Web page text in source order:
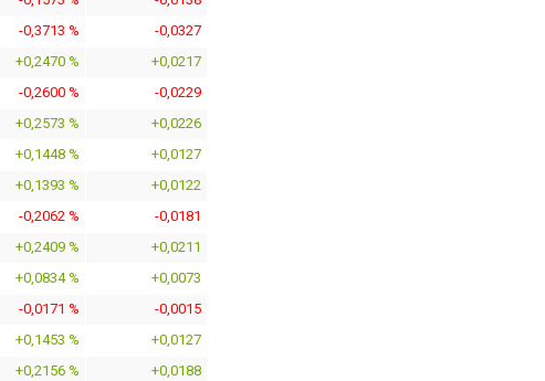
-0,3713 %
-0,0327
+0,2470 %
+0,0217
-0,2600 %
-0,0229
+0,2573 %
+0,0226
+0,1448 %
+0,0127
+0,1393 %
+0,0122
-0,2062 %
-0,0181
+0,2409 %
+0,0211
+0,0834 %
+0,0073
-0,0171 %
-0,0015
+0,1453 %
+0,0127
+0,2156 %
+0,0188